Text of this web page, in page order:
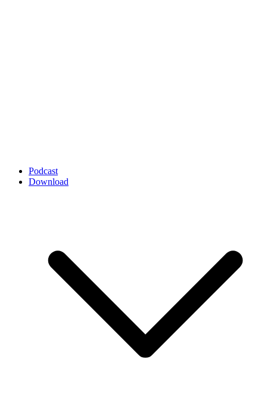
Podcast
Download